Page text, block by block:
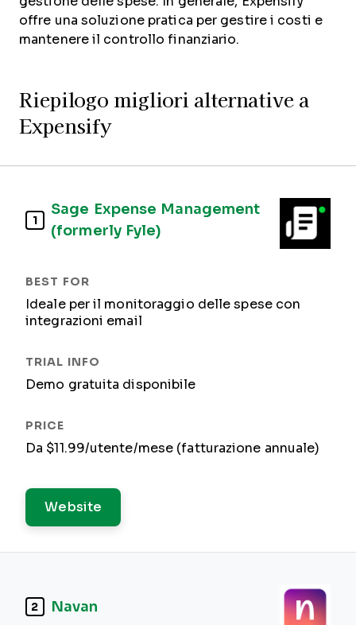
offre una soluzione pratica per gestire i costi e
mantenere il controllo finanziario.
Riepilogo migliori alternative a
Expensify
1
Sage Expense Management
(formerly Fyle)
Ideale per il monitoraggio delle spese con
integrazioni email
Demo gratuita disponibile
Da $11.99/utente/mese (fatturazione annuale)
Website
2 Navan